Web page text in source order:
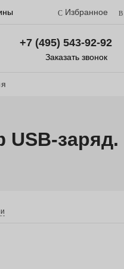
Избранное
+7 (495) 543-92-92
Заказать звонок
USB-